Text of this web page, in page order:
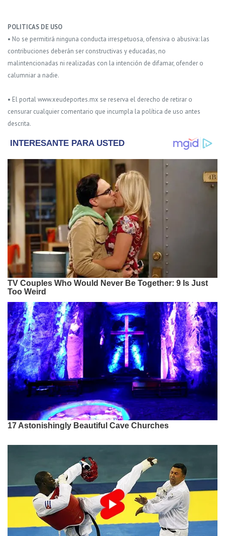
POLITICAS DE USO
• No se permitirá ninguna conducta irrespetuosa, ofensiva o abusiva: las
contribuciones deberán ser constructivas y educadas, no
malintencionadas ni realizadas con la intención de difamar, ofender o
calumniar a nadie.
• El portal www.xeudeportes.mx se reserva el derecho de retirar o
censurar cualquier comentario que incumpla la política de uso antes
descrita.